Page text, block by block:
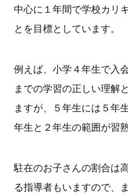
中心に１年間で学校カリ
とを目標としています。
例えば、小学４年生で入
までの学習の正しい理解
ますが、５年生には５年
年生と２年生の範囲が習
駐在のお子さんの割合は
る指導者もいますので、